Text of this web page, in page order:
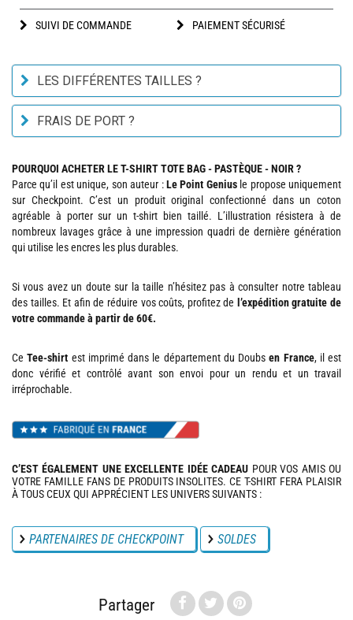
SUIVI DE COMMANDE PAIEMENT SÉCURISÉ
LES DIFFÉRENTES TAILLES ?
FRAIS DE PORT ?
POURQUOI ACHETER LE T-SHIRT TOTE BAG - PASTÈQUE - NOIR ?
Parce qu’il est unique, son auteur :Le Point Geniusle propose uniquement
sur Checkpoint. C’est un produit original confectionné dans un coton
agréable à porter sur un t-shirt bien taillé. L’illustration résistera à de
nombreux lavages grâce à une impression quadri de dernière génération
qui utilise les encres les plus durables.
Si vous avez un doute sur la taille n’hésitez pas à consulter notre tableau
des tailles. Et afin de réduire vos coûts, profitez de l’expédition gratuite de
votre commande à partir de 60€.
CeTee-shirt est imprimé dans le département du Doubsen France, il est
donc vérifié et contrôlé avant son envoi pour un rendu et un travail
irréprochable.
C’EST ÉGALEMENT UNE EXCELLENTE IDÉE CADEAU POUR VOS AMIS OU
VOTRE FAMILLE FANS DE PRODUITS INSOLITES. CE T-SHIRT FERA PLAISIR
À TOUS CEUX QUI APPRÉCIENT LES UNIVERS SUIVANTS :
PARTENAIRES DE CHECKPOINT SOLDES
Partager